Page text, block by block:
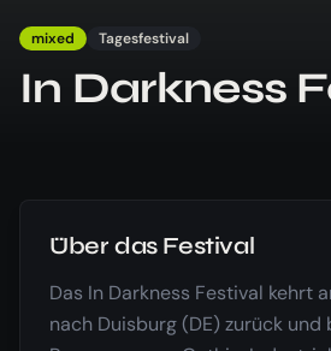
mixed Tagesfestival
In Darkness
Über das Festival
Das In Darkness Festival kehrt
nach Duisburg (DE) zurück und